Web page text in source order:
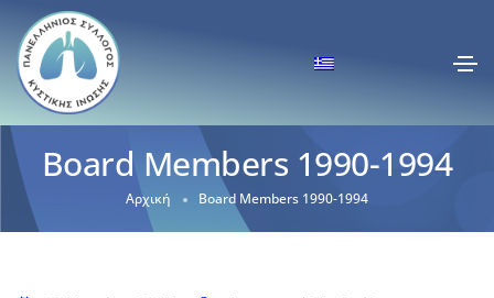
Βoard Μembers 1990-1994
Αρχική Βoard Μembers 1990-1994